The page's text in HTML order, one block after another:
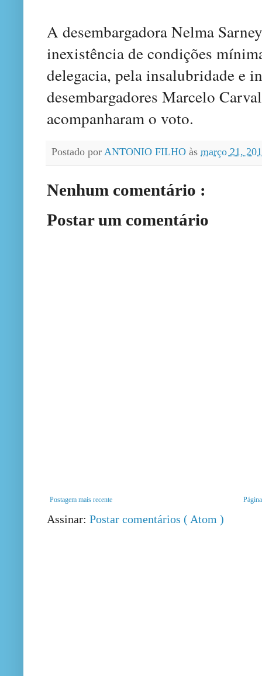
A desembargadora Nelma
inexistência de condições
delegacia, pela insalubridade e
desembargadores Marcelo
acompanharam o voto.
Postado por ANTONIO FILHO às março 21,
Nenhum comentário :
Postar um comentário
Postagem mais recente
Assinar: Postar comentários ( Atom )